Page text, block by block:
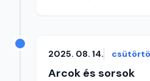
2025. 08. 14.
Arcok és sorsok